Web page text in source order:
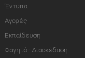
Έντυπα
Αγορές
Εκπαίδευση
Φαγητό - Διασκέδαση